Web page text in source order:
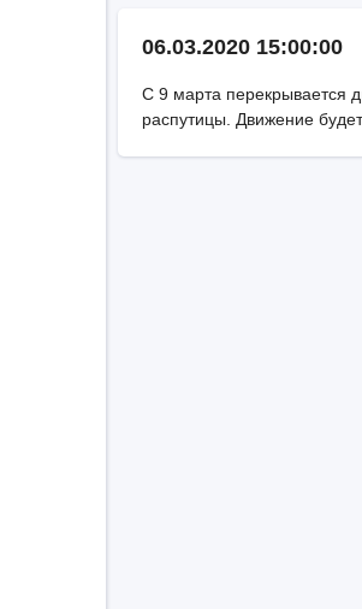
06.03.2020 15:00:00
С 9 марта перекрывается
распутицы. Движение